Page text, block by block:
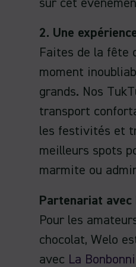
sur cet
2. Une
Faites de la fête
moment
grands. Nos
transport
les festivités et
meilleurs spots
marmite ou
Partenariat avec
Pour les
chocolat, Welo
avec La